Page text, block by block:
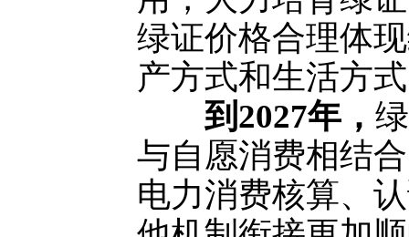
绿证价格合理体
产方式和生活方
到2027年，
与自愿消费相结
电力消费核算、